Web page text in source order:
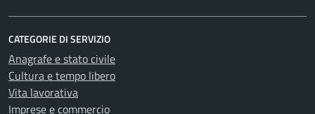
CATEGORIE DI SERVIZIO
Anagrafe e stato civile
Cultura e tempo libero
Vita lavorativa
Imprese e commercio